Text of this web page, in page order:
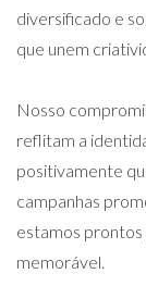
diversificado e
que unem
Nosso
reflitam a
positivamente
campanhas
estamos
memorável.